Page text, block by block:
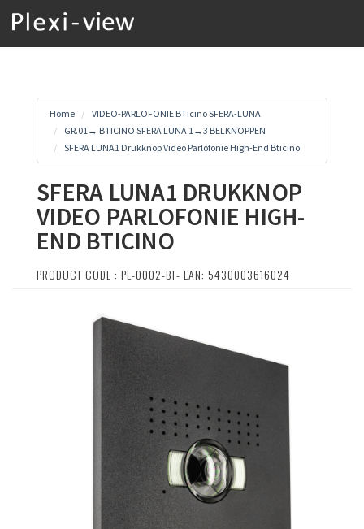
Home
VIDEO-PARLOFONIE BTicino SFERA-LUNA
GR.01→ BTICINO SFERA LUNA 1→3 BELKNOPPEN
SFERA LUNA1 Drukknop Video Parlofonie High-End Bticino
SFERA LUNA1 DRUKKNOP
VIDEO PARLOFONIE HIGH-
END BTICINO
PRODUCT CODE : PL-0002-BT- EAN: 5430003616024